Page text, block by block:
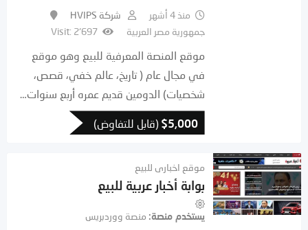
منذ 4 أشهر
شركة HVIPS
جمهورية مصر العربية
Visit: 2٬697
موقع المنصة المعرفية للبيع وهو موقع
في مجال عام ( تاريخ، عالم خفي، قصص،
شخصيات) الدومين قديم عمره أربع سنوات…
$5,000 (قابل للتفاوض)
موقع اخبارى للبيع
بوابة أخبار عربية للبيع
يستخدم منصة منصة ووردبريس